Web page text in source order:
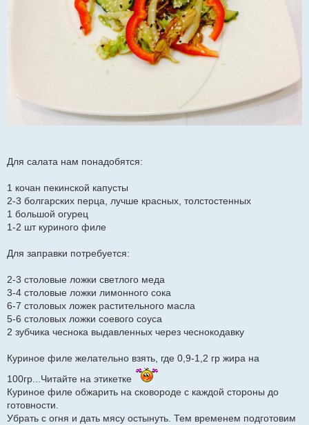
Для салата нам понадобятся:
1 кочан пекинской капусты
2-3 болгарских перца, лучше красных, толстостенных
1 большой огурец
1-2 шт куриного филе
Для заправки потребуется:
2-3 столовые ложки светлого меда
3-4 столовые ложки лимонного сока
6-7 столовых ложек растительного масла
5-6 столовых ложки соевого соуса
2 зубчика чеснока выдавленных через чеснокодавку
Куриное филе желательно взять, где 0,9-1,2 гр жира на
100гр...Читайте на этикетке
Куриное филе обжарить на сковороде с каждой стороны до
готовности.
Убрать с огня и дать мясу остынуть. Тем временем подготовим